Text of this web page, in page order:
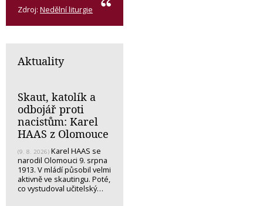
Zdroj: Nedělní liturgie
Aktuality
Skaut, katolík a
odbojář proti
nacistům: Karel
HAAS z Olomouce
(9. 8. 2026) Karel HAAS se
narodil Olomouci 9. srpna
1913. V mládí působil velmi
aktivně ve skautingu. Poté,
co vystudoval učitelský…